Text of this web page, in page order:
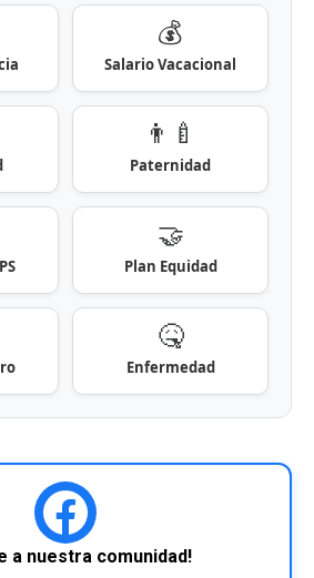
💰
Salario Vacacional
👨‍🍼
Paternidad
🤝
Plan Equidad
🤒
Enfermedad
a nuestra comunidad!